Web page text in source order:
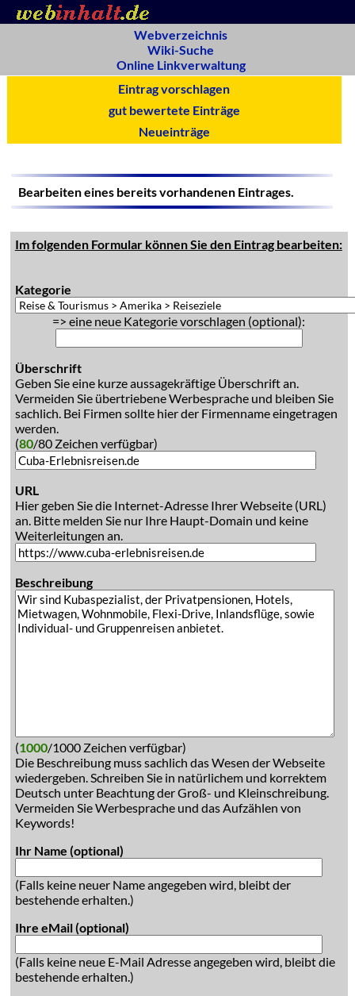
Webverzeichnis
Wiki-Suche
Online Linkverwaltung
Eintrag vorschlagen
gut bewertete Einträge
Neueinträge
Bearbeiten eines bereits vorhandenen Eintrages.
Im folgenden Formular können Sie den Eintrag bearbeiten:
Kategorie
=> eine neue Kategorie vorschlagen (optional):
Überschrift
Geben Sie eine kurze aussagekräftige Überschrift an.
Vermeiden Sie übertriebene Werbesprache und bleiben Sie
sachlich. Bei Firmen sollte hier der Firmenname eingetragen
werden.
(80/80 Zeichen verfügbar)
URL
Hier geben Sie die Internet-Adresse Ihrer Webseite (URL)
an. Bitte melden Sie nur Ihre Haupt-Domain und keine
Weiterleitungen an.
Beschreibung
(1000/1000 Zeichen verfügbar)
Die Beschreibung muss sachlich das Wesen der Webseite
wiedergeben. Schreiben Sie in natürlichem und korrektem
Deutsch unter Beachtung der Groß- und Kleinschreibung.
Vermeiden Sie Werbesprache und das Aufzählen von
Keywords!
Ihr Name (optional)
(Falls keine neuer Name angegeben wird, bleibt der
bestehende erhalten.)
Ihre eMail (optional)
(Falls keine neue E-Mail Adresse angegeben wird, bleibt die
bestehende erhalten.)